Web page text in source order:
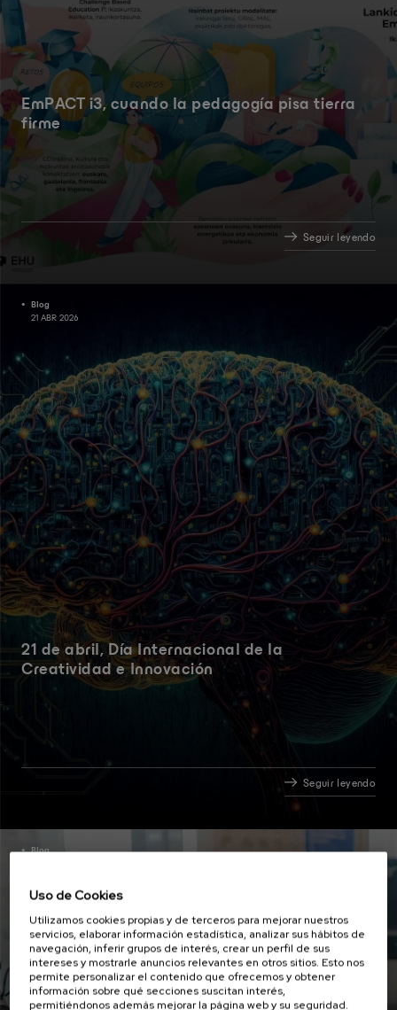
EmPACT i3, cuando la pedagogía pisa tierra
firme
Seguir leyendo
Blog
21 ABR 2026
21 de abril, Día Internacional de la
Creatividad e Innovación
Seguir leyendo
Blog
Uso de Cookies
Utilizamos cookies propias y de terceros para mejorar nuestros
servicios, elaborar información estadística, analizar sus hábitos de
navegación, inferir grupos de interés, crear un perfil de sus
intereses y mostrarle anuncios relevantes en otros sitios. Esto nos
permite personalizar el contenido que ofrecemos y obtener
información sobre qué secciones suscitan interés,
permitiéndonos además mejorar la página web y su seguridad.